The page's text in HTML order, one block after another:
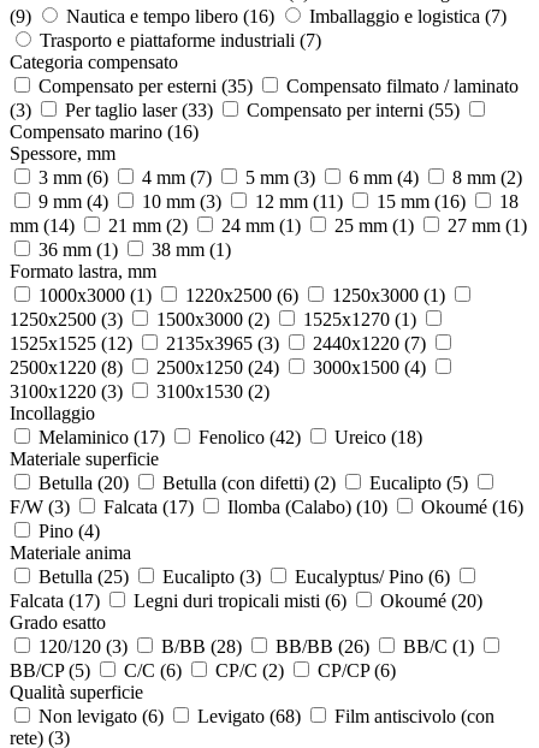
(9)
Nautica e tempo libero (16) Imballaggio e logistica (7)
Trasporto e piattaforme industriali (7)
Categoria compensato
Compensato per esterni (35)
Compensato filmato / laminato
(3)
Per taglio laser (33) Compensato per interni (55)
Compensato marino (16)
Spessore, mm
3 mm (6) 4 mm (7) 5 mm (3) 6 mm (4) 8 mm (2)
9 mm (4) 10 mm (3) 12 mm (11) 15 mm (16)
18
mm (14) 21 mm (2) 24 mm (1) 25 mm (1) 27 mm (1)
36 mm (1) 38 mm (1)
Formato lastra, mm
1000x3000 (1) 1220х2500 (6) 1250x3000 (1)
1250х2500 (3) 1500x3000 (2) 1525x1270 (1)
1525x1525 (12) 2135x3965 (3) 2440x1220 (7)
2500x1220 (8) 2500x1250 (24) 3000x1500 (4)
3100x1220 (3) 3100x1530 (2)
Incollaggio
Melaminico (17) Fenolico (42) Ureico (18)
Materiale superficie
Betulla (20) Betulla (con difetti) (2) Eucalipto (5)
F/W (3) Falcata (17) Ilomba (Calabo) (10) Okoumé (16)
Pino (4)
Materiale anima
Betulla (25) Eucalipto (3) Eucalyptus/ Pino (6)
Falcata (17) Legni duri tropicali misti (6) Okoumé (20)
Grado esatto
120/120 (3) B/BB (28) BB/BB (26) BB/C (1)
BB/CP (5) C/C (6) CP/C (2) CP/CP (6)
Qualità superficie
Non levigato (6) Levigato (68)
Film antiscivolo (con
rete) (3)